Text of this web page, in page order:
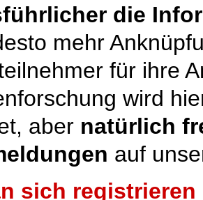
die
mehr
für ihre
wird
aber natürlich
auf
sich registrieren